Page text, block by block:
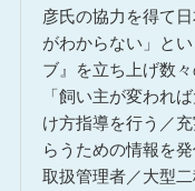
彦氏の協力を得て
がわからない」と
ブ』を立ち上げ数
「飼い主が変われ
け方指導を行う／
らうための情報を
取扱管理者／大型